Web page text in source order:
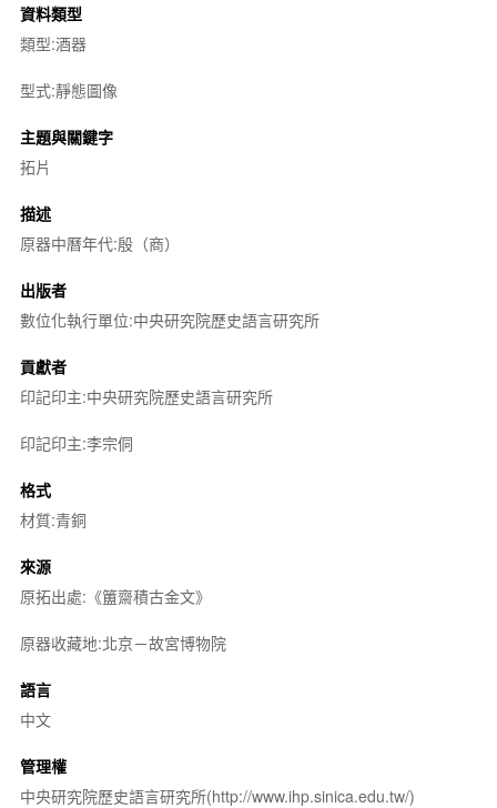
資料類型
類型:酒器
型式:靜態圖像
主題與關鍵字
拓片
描述
原器中曆年代:殷（商）
出版者
數位化執行單位:中央研究院歷史語言研究所
貢獻者
印記印主:中央研究院歷史語言研究所
印記印主:李宗侗
格式
材質:青銅
來源
原拓出處:《簠齋積古金文》
原器收藏地:北京－故宮博物院
語言
中文
管理權
中央研究院歷史語言研究所(http://www.ihp.sinica.edu.tw/)